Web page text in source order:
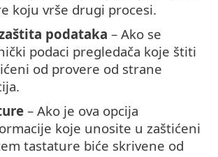
koju vrše drugi procesi.
podataka – Ako se
podaci pregledača koje štiti
od provere od strane
– Ako je ova opcija
koje unosite u zaštićeni
tastature biće skrivene od